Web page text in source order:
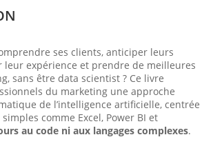
ses clients, anticiper leurs
leur expérience et prendre de meilleures
sans être data scientist ? Ce livre
du marketing une approche
de l’intelligence artificielle, centrée
simples comme Excel, Power BI et
au code ni aux langages complexes.